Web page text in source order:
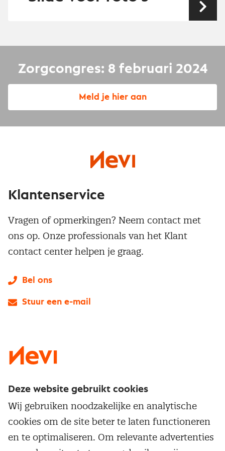
Zorgcongres: 8 februari 2024
Meld je hier aan
Service & contact
Over inkoop
Populaire thema's
Aanbesteden
Klantenservice
Vragen of opmerkingen? Neem contact met
ons op. Onze professionals van het Klant
contact center helpen je graag.
Bel ons
Stuur een e-mail
Deze website gebruikt cookies
Wij gebruiken noodzakelijke en analytische
cookies om de site beter te laten functioneren
en te optimaliseren. Om relevante advertenties